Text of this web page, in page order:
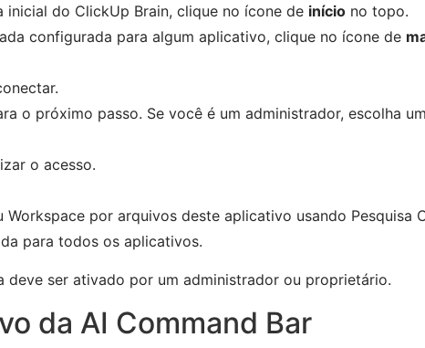
inicial do ClickUp Brain, clique no ícone de início no topo.
configurada para algum aplicativo, clique no ícone de
o próximo passo. Se você é um administrador, escolha
o acesso.
por arquivos deste aplicativo usando Pesquisa
para todos os aplicativos.
deve ser ativado por um administrador ou proprietário.
da AI Command Bar